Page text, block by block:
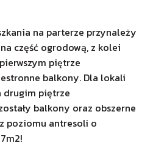
na parterze przynależy
część ogrodową, z kolei
piętrze
balkony. Dla lokali
drugim piętrze
balkony oraz obszerne
poziomu antresoli o